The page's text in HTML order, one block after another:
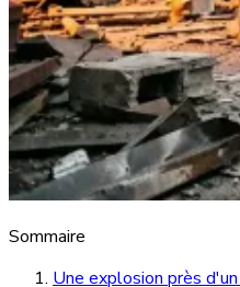
Sommaire
Une explosion près